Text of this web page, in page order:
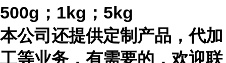
500g；1kg；5kg
本公司还提供定制产品，代加
工等业务，有需要的，欢迎联